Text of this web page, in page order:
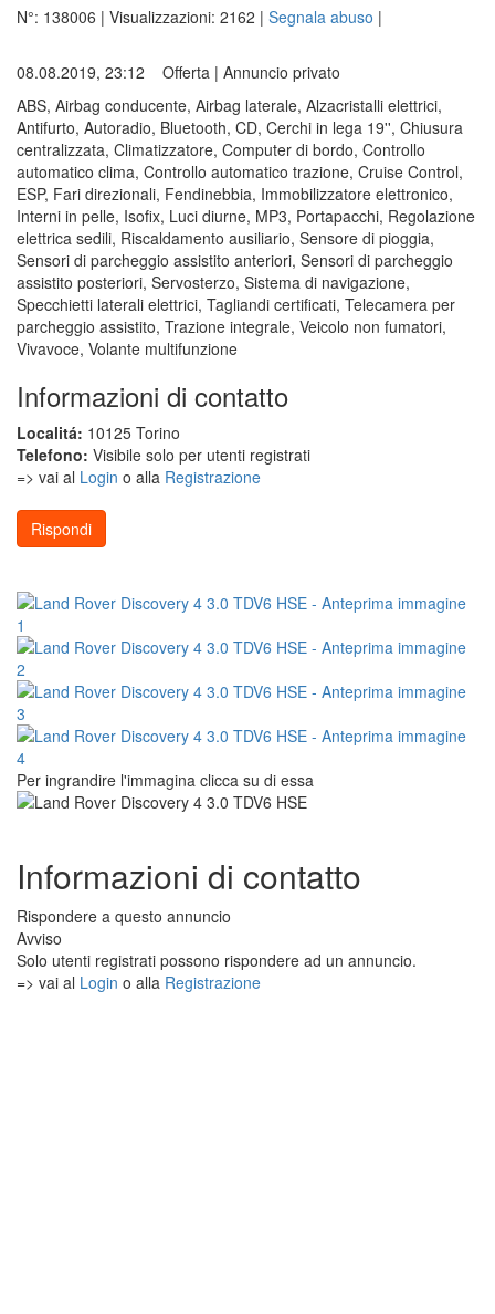
N°: 138006 | Visualizzazioni: 2162 | Segnala abuso |
08.08.2019, 23:12 Offerta | Annuncio privato
ABS, Airbag conducente, Airbag laterale, Alzacristalli elettrici,
Antifurto, Autoradio, Bluetooth, CD, Cerchi in lega 19'', Chiusura
centralizzata, Climatizzatore, Computer di bordo, Controllo
automatico clima, Controllo automatico trazione, Cruise Control,
ESP, Fari direzionali, Fendinebbia, Immobilizzatore elettronico,
Interni in pelle, Isofix, Luci diurne, MP3, Portapacchi, Regolazione
elettrica sedili, Riscaldamento ausiliario, Sensore di pioggia,
Sensori di parcheggio assistito anteriori, Sensori di parcheggio
assistito posteriori, Servosterzo, Sistema di navigazione,
Specchietti laterali elettrici, Tagliandi certificati, Telecamera per
parcheggio assistito, Trazione integrale, Veicolo non fumatori,
Vivavoce, Volante multifunzione
Informazioni di contatto
Localitá: 10125 Torino
Telefono: Visibile solo per utenti registrati
=> vai al Login o alla Registrazione
Rispondi
Per ingrandire l'immagina clicca su di essa
Informazioni di contatto
Rispondere a questo annuncio
Avviso
Solo utenti registrati possono rispondere ad un annuncio.
=> vai al Login o alla Registrazione